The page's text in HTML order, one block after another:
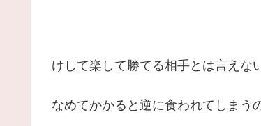
けして楽して勝てる相手とは言えな
なめてかかると逆に食われてしまう